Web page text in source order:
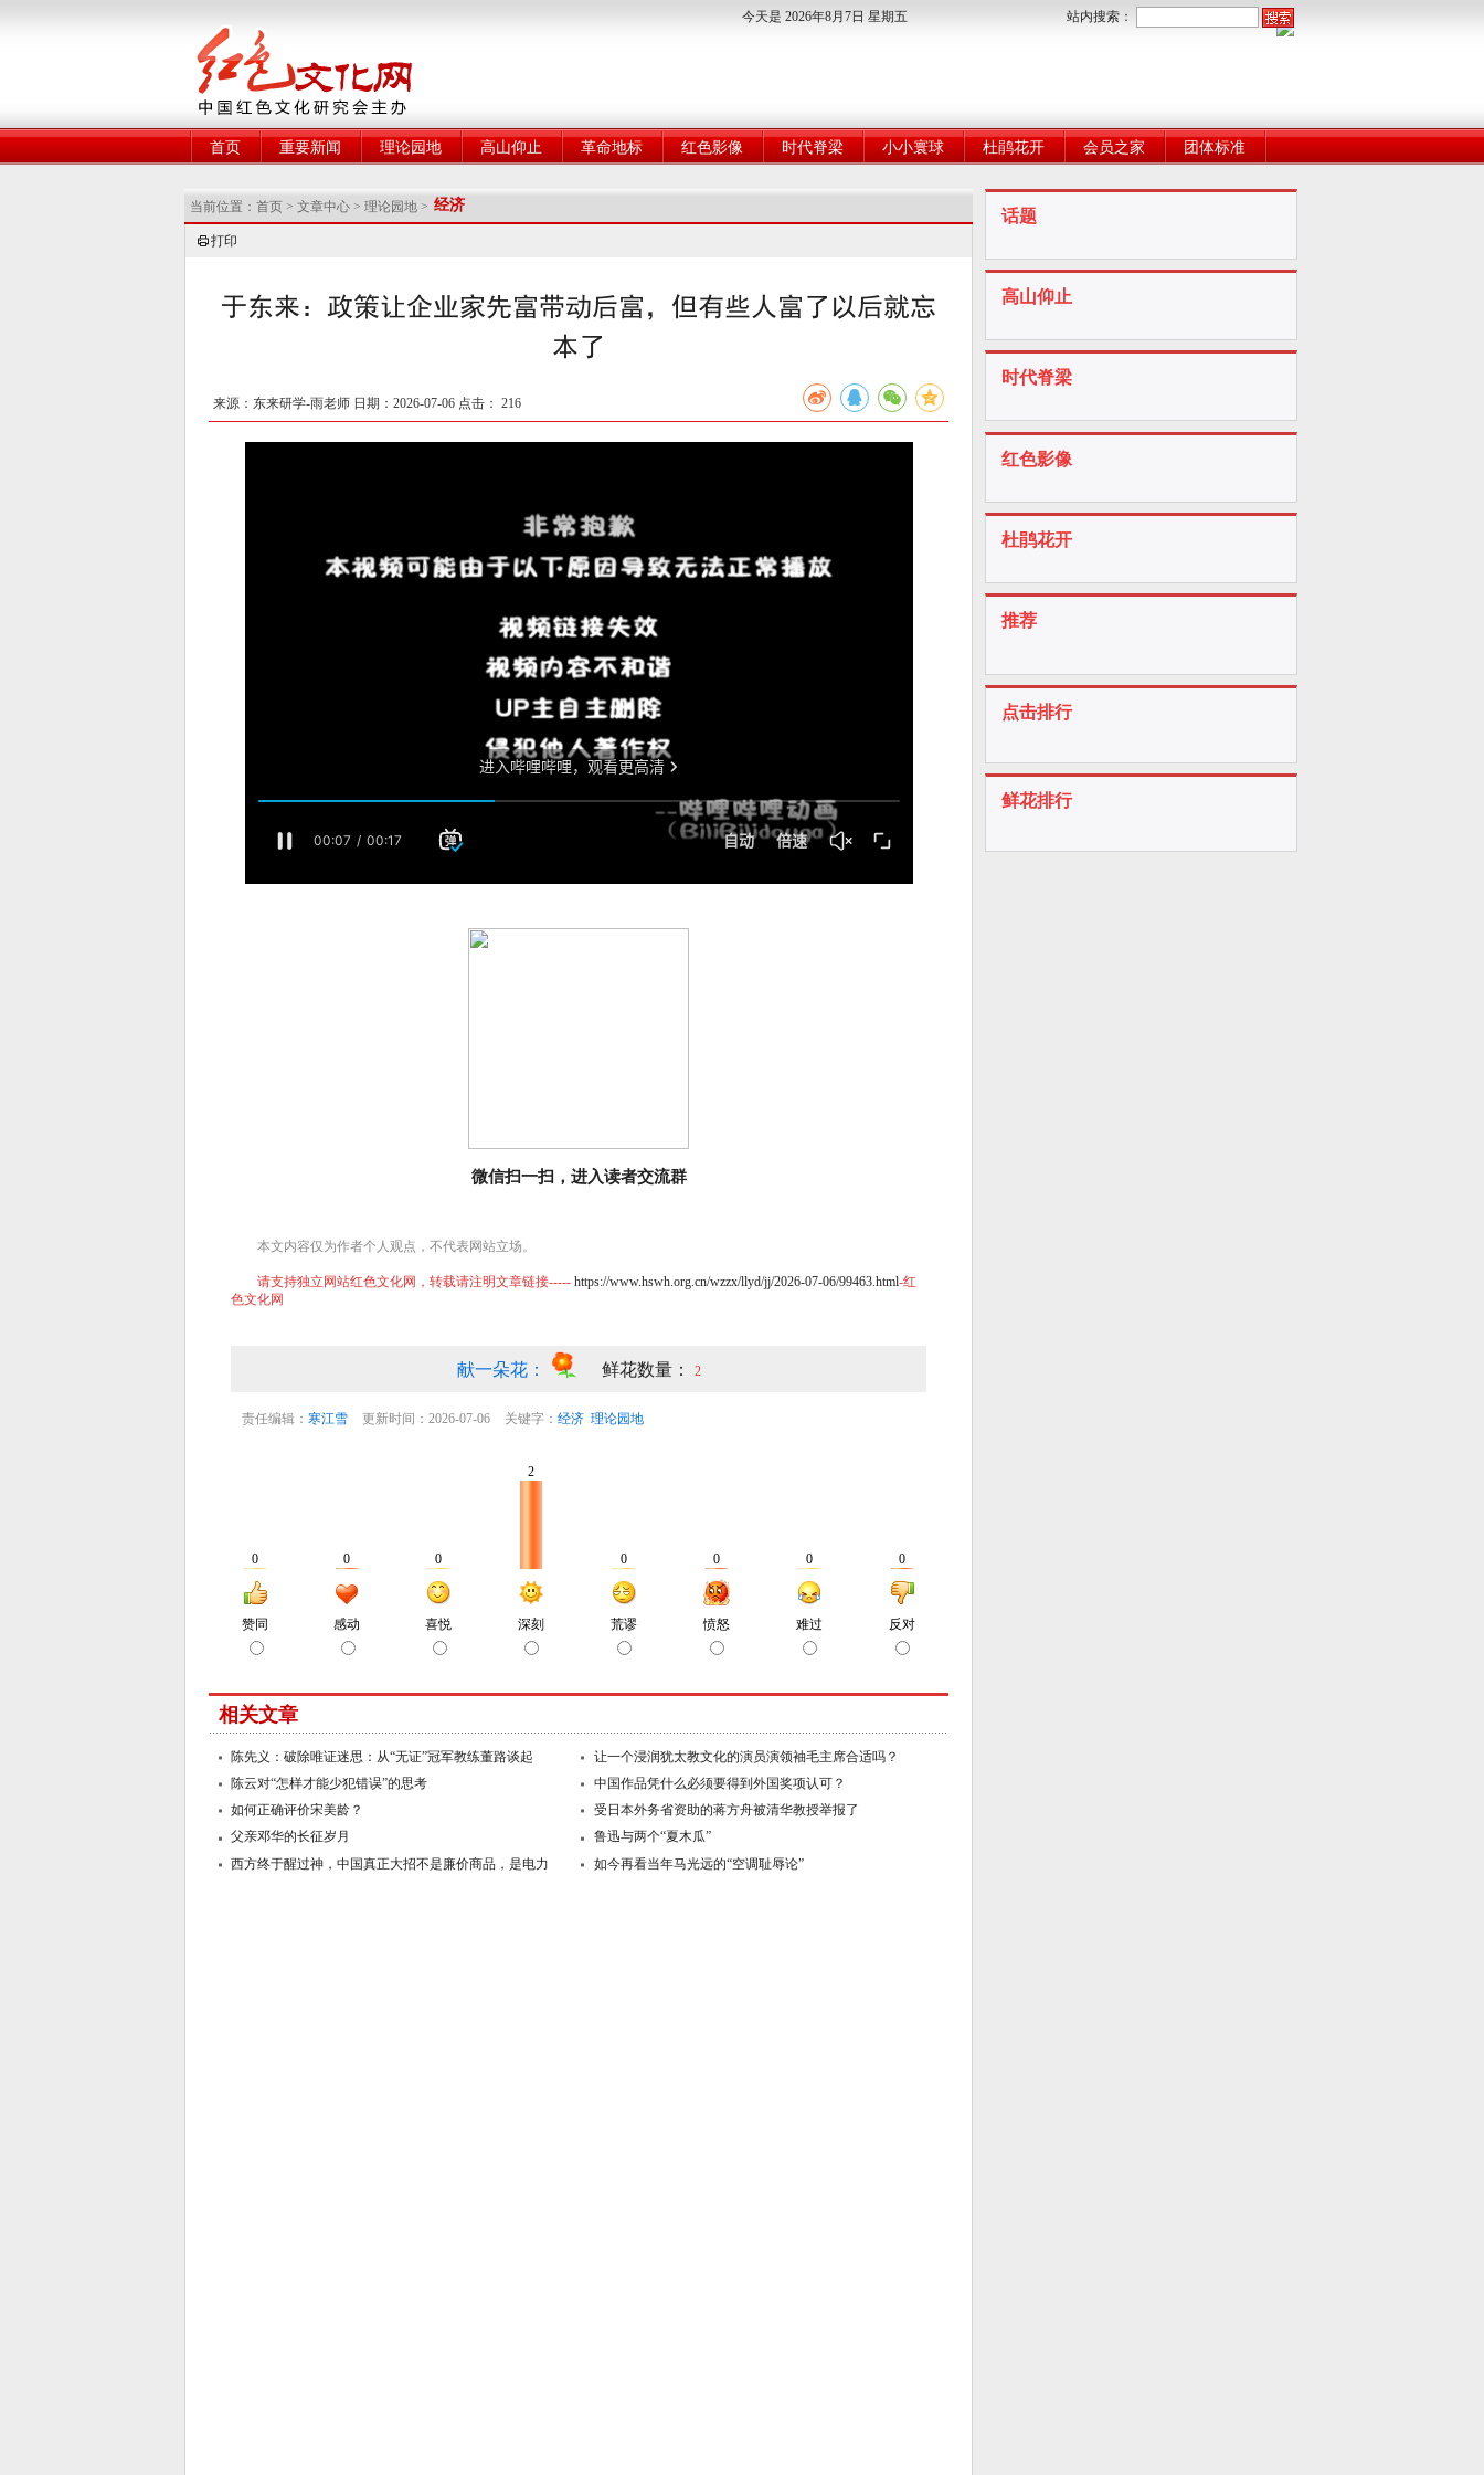
今天是 2026年8月7日 星期五 站内搜索：
首页 重要新闻 理论园地 高山仰止 革命地标 红色影像 时代脊梁 小小寰球 杜鹃花开 会员之家 团体标准
当前位置：首页 >文章中心 >理论园地 > 经济
打印
于东来：政策让企业家先富带动后富，但有些人富了以后就忘
本了
来源：东来研学-雨老师 日期：2026-07-06 点击：216
微信扫一扫，进入读者交流群
本文内容仅为作者个人观点，不代表网站立场。
请支持独立网站红色文化网，转载请注明文章链接-----https://www.hswh.org.cn/wzzx/llyd/jj/2026-07-06/99463.html-红
色文化网
献一朵花： 鲜花数量： 2
责任编辑：寒江雪 更新时间：2026-07-06 关键字：经济 理论园地
相关文章
陈先义：破除唯证迷思：从“无证”冠军教练董路谈起
让一个浸润犹太教文化的演员演领袖毛主席合适吗？
陈云对“怎样才能少犯错误”的思考
中国作品凭什么必须要得到外国奖项认可？
如何正确评价宋美龄？
受日本外务省资助的蒋方舟被清华教授举报了
父亲邓华的长征岁月
鲁迅与两个“夏木瓜”
西方终于醒过神，中国真正大招不是廉价商品，是电力
如今再看当年马光远的“空调耻辱论”
话题
高山仰止
时代脊梁
红色影像
杜鹃花开
推荐
点击排行
鲜花排行